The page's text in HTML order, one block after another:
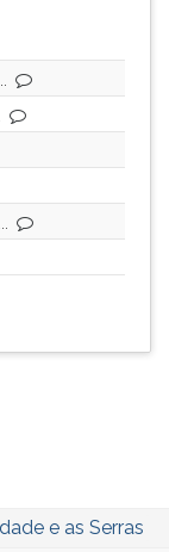
e as Serras